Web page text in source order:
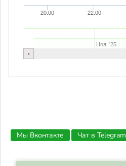
20:00 22:00
Ноя. '25
Мы Вконтакте Чат в Telegram